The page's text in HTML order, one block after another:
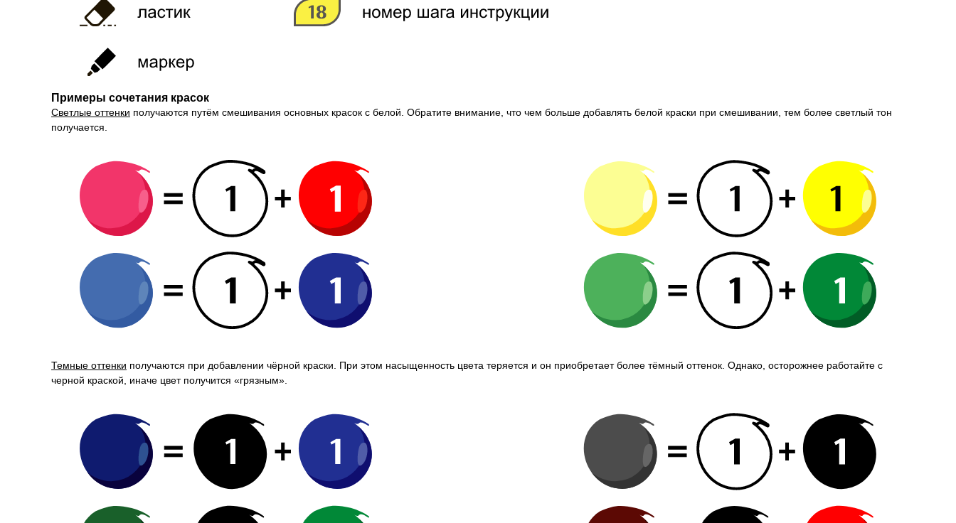
Примеры сочетания красок
Светлые оттенки получаются путём смешивания основных красок с белой. Обратите внимание, что чем больше добавлять белой краски при смешивании, тем более светлый тон
получается.
Темные оттенки получаются при добавлении чёрной краски. При этом насыщенность цвета теряется и он приобретает более тёмный оттенок. Однако, осторожнее работайте с
черной краской, иначе цвет получится «грязным».